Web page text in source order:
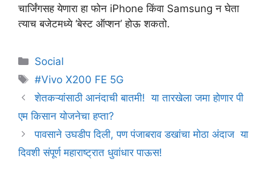
चार्जिंगसह येणारा हा फोन iPhone किंवा Samsung न घेता
त्याच बजेटमध्ये ‘बेस्ट ऑप्शन’ होऊ शकतो.
Categories
Social
Tags
#Vivo X200 FE 5G
शेतकऱ्यांसाठी आनंदाची बातमी! या तारखेला जमा होणार पी
एम किसान योजनेचा हप्ता?
पावसाने उघडीप दिली, पण पंजाबराव डखांचा मोठा अंदाज या
दिवशी संपूर्ण महाराष्ट्रात धुवांधार पाऊस!